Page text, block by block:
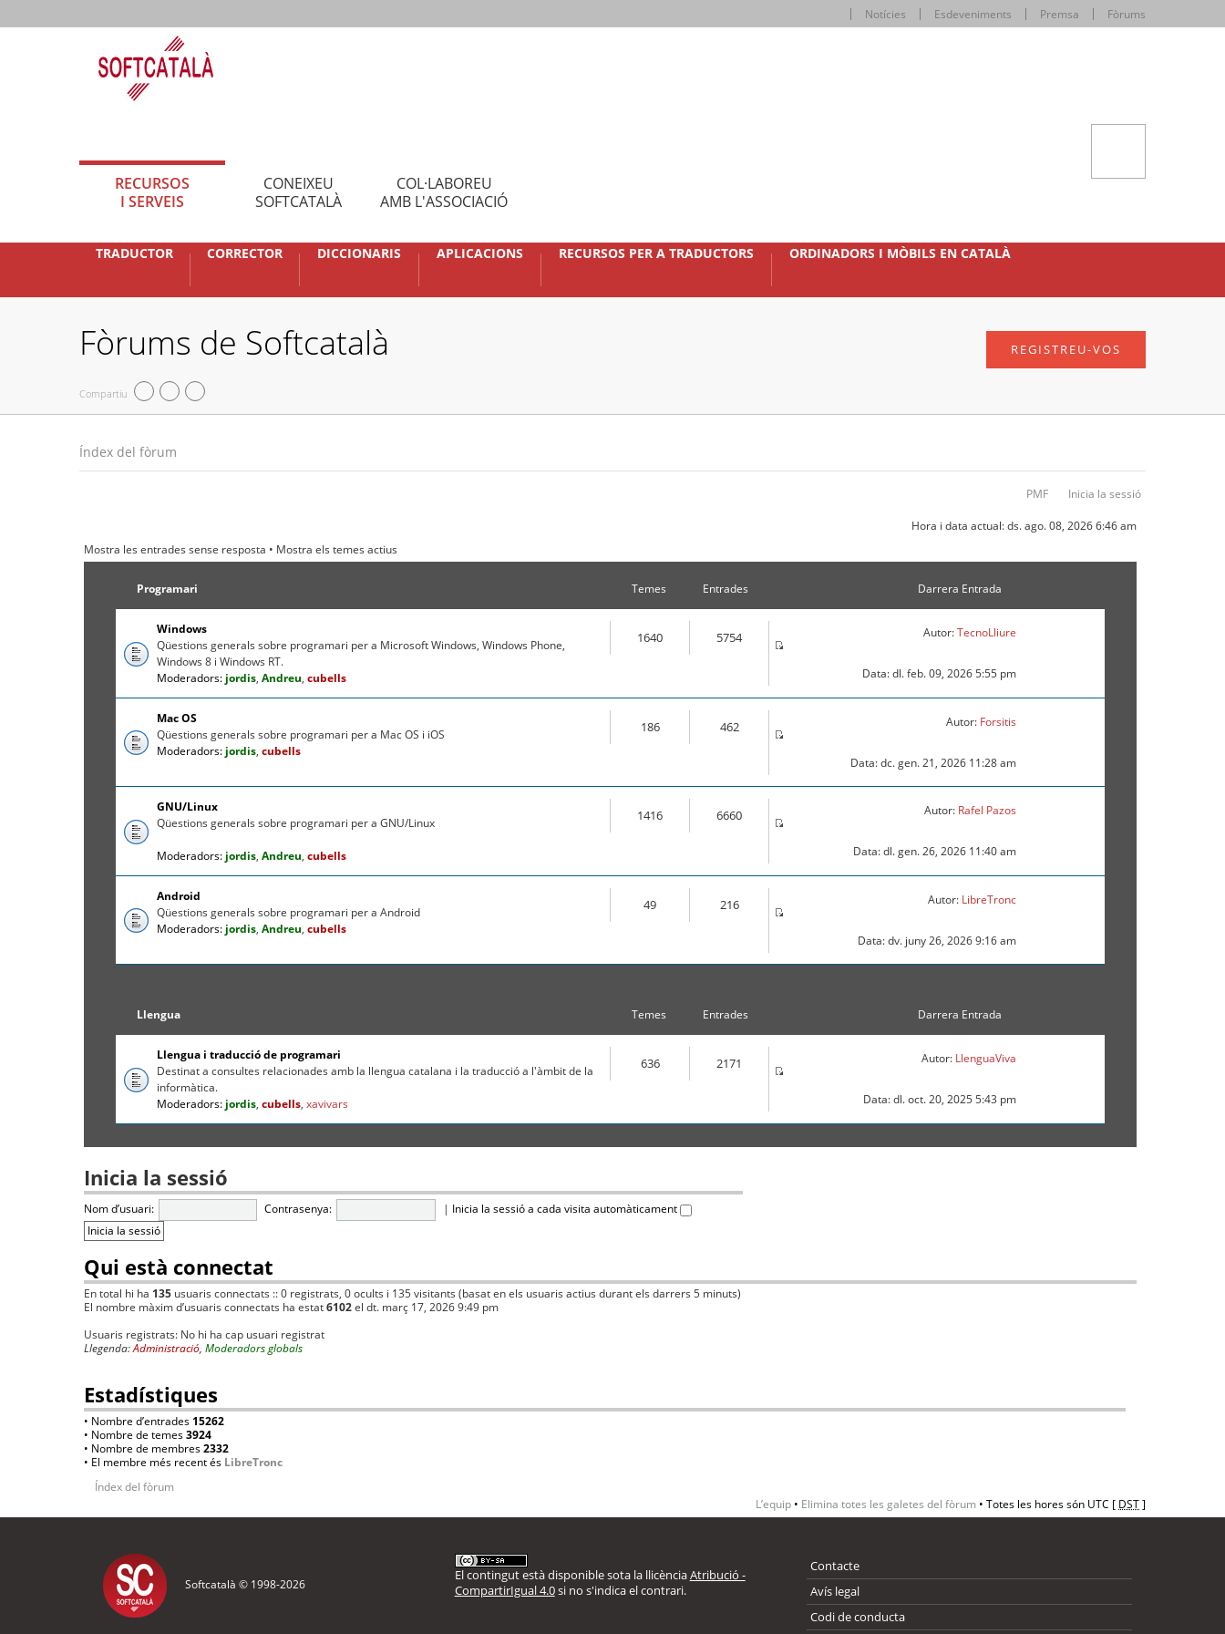
Notícies Esdeveniments Premsa Fòrums
RECURSOS
I SERVEIS
CONEIXEU
SOFTCATALÀ
COL·LABOREU
AMB L'ASSOCIACIÓ
TRADUCTOR CORRECTOR DICCIONARIS APLICACIONS RECURSOS PER A TRADUCTORS ORDINADORS I MÒBILS EN CATALÀ
Fòrums de Softcatalà
Compartiu
REGISTREU-VOS
Índex del fòrum
PMF Inicia la sessió
Hora i data actual: ds. ago. 08, 2026 6:46 am
Mostra les entrades sense resposta • Mostra els temes actius
Programari Temes Entrades Darrera Entrada
Windows
Qüestions generals sobre programari per a Microsoft Windows, Windows Phone,
Windows 8 i Windows RT.
Moderadors: jordis, Andreu, cubells
1640 5754 Autor:TecnoLliure
Data: dl. feb. 09, 2026 5:55 pm
Mac OS
Qüestions generals sobre programari per a Mac OS i iOS
Moderadors: jordis, cubells
186 462 Autor: Forsitis
Data: dc. gen. 21, 2026 11:28 am
GNU/Linux
Qüestions generals sobre programari per a GNU/Linux
Moderadors: jordis, Andreu, cubells
1416 6660 Autor: Rafel Pazos
Data: dl. gen. 26, 2026 11:40 am
Android
Qüestions generals sobre programari per a Android
Moderadors: jordis, Andreu, cubells
49 216 Autor: LibreTronc
Data: dv. juny 26, 2026 9:16 am
Llengua Temes Entrades Darrera Entrada
Llengua i traducció de programari
Destinat a consultes relacionades amb la llengua catalana i la traducció a l'àmbit de la
informàtica.
Moderadors: jordis, cubells, xavivars
636 2171 Autor: LlenguaViva
Data: dl. oct. 20, 2025 5:43 pm
Inicia la sessió
Nom d’usuari: Contrasenya: | Inicia la sessió a cada visita automàticament
Qui està connectat
En total hi ha 135 usuaris connectats :: 0 registrats, 0 ocults i 135 visitants (basat en els usuaris actius durant els darrers 5 minuts)
El nombre màxim d’usuaris connectats ha estat6102el dt. març 17, 2026 9:49 pm
Usuaris registrats: No hi ha cap usuari registrat
Llegenda:Administració, Moderadors globals
Estadístiques
• Nombre d’entrades 15262
• Nombre de temes3924
• Nombre de membres2332
• El membre més recent és LibreTronc
Índex del fòrum
L’equip • Elimina totes les galetes del fòrum • Totes les hores són UTC [ DST]
Softcatalà © 1998-2026
El contingut està disponible sota la llicènciaAtribució -
CompartirIgual 4.0si no s'indica el contrari.
Contacte
Avís legal
Codi de conducta